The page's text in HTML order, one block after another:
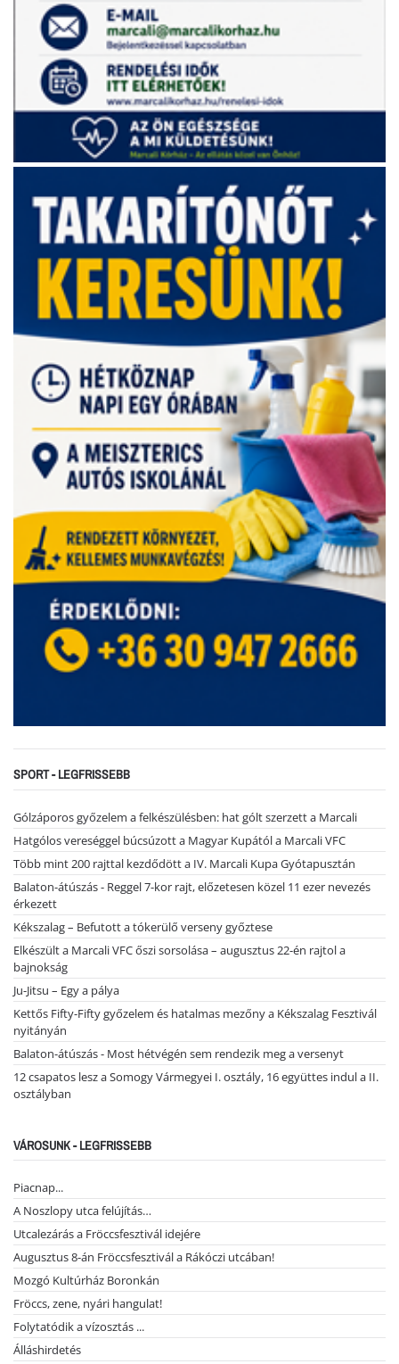
SPORT - LEGFRISSEBB
Gólzáporos győzelem a felkészülésben: hat gólt szerzett a Marcali
Hatgólos vereséggel búcsúzott a Magyar Kupától a Marcali VFC
Több mint 200 rajttal kezdődött a IV. Marcali Kupa Gyótapusztán
Balaton-átúszás - Reggel 7-kor rajt, előzetesen közel 11 ezer nevezés
érkezett
Kékszalag – Befutott a tókerülő verseny győztese
Elkészült a Marcali VFC őszi sorsolása – augusztus 22-én rajtol a
bajnokság
Ju-Jitsu – Egy a pálya
Kettős Fifty-Fifty győzelem és hatalmas mezőny a Kékszalag Fesztivál
nyitányán
Balaton-átúszás - Most hétvégén sem rendezik meg a versenyt
12 csapatos lesz a Somogy Vármegyei I. osztály, 16 együttes indul a II.
osztályban
VÁROSUNK - LEGFRISSEBB
Piacnap...
A Noszlopy utca felújítás…
Utcalezárás a Fröccsfesztivál idejére
Augusztus 8-án Fröccsfesztivál a Rákóczi utcában!
Mozgó Kultúrház Boronkán
Fröccs, zene, nyári hangulat!
Folytatódik a vízosztás ...
Álláshirdetés